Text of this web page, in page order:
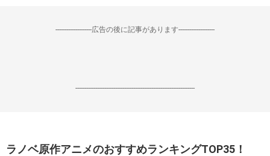
--------------------広告の後に記事があります--------------------
------------------------------------------------------------------
ラノベ原作アニメのおすすめランキングTOP35！